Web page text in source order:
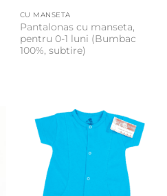
CU MANSETA
Pantalonas cu manseta,
pentru 0-1 luni (Bumbac
100%, subtire)